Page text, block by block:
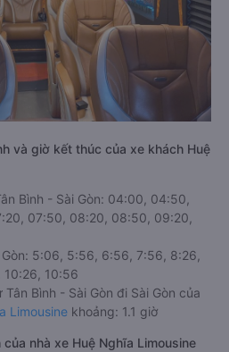
và giờ kết thúc của xe khách Huệ
Bình - Sài Gòn: 04:00, 04:50,
07:50, 08:20, 08:50, 09:20,
Gòn: 5:06, 5:56, 6:56, 7:56, 8:26,
10:56
Bình - Sài Gòn đi Sài Gòn của
Limousine khoảng: 1.1 giờ
nhà xe Huệ Nghĩa Limousine